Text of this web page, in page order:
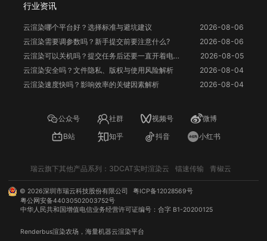
行业资讯
云渲染哪个平台好？选择标准与避坑建议
2026-08-06
云渲染需要调参数吗？新手提交前要注意什么?
2026-08-06
云渲染可以关机吗？提交任务后还要一直开着电脑吗？
2026-08-05
云渲染安全吗？文件隐私、版权与使用风险解析
2026-08-04
云渲染速度快吗？影响效率的关键因素解析
2026-08-04
公众号 社群 视频号
微博
B站
知乎 抖音 小红书
瑞云旗下其他产品系列： 3DCAT实时渲染云 镭速传输 青椒云
© 2026深圳市瑞云科技股份有限公司
粤ICP备12028569号
粤公网安备44030502003752号
中华人民共和国增值电信业务经营许可证编号：合字 B1-20200125
Renderbus渲染农场 ，海量机器云渲染平台